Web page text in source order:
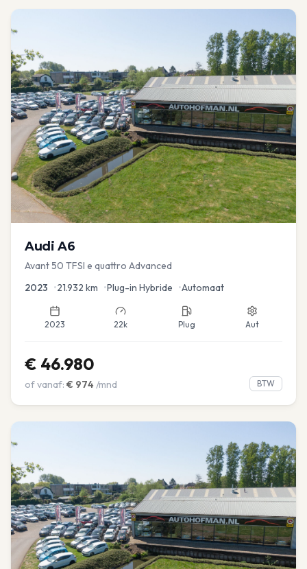
Audi A6
Avant 50 TFSI e quattro Advanced
2023 •21.932 km •Plug-in Hybride •Automaat
2023 22k Plug Aut
€ 46.980
of vanaf: € 974 /mnd BTW